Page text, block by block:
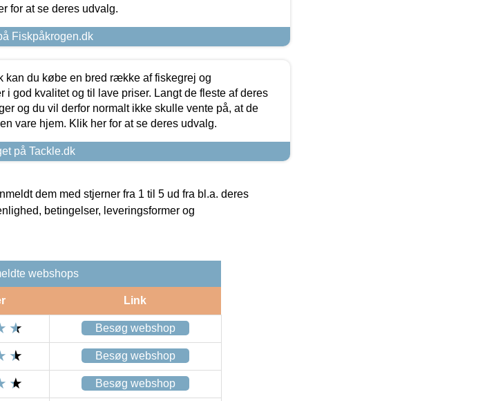
for at se deres udvalg.
Fiskpåkrogen.dk
kan du købe en bred række af fiskegrej og
i god kvalitet og til lave priser. Langt de fleste af deres
og du vil derfor normalt ikke skulle vente på, at de
vare hjem. Klik her for at se deres udvalg.
på Tackle.dk
dem med stjerner fra 1 til 5 ud fra bl.a. deres
betingelser, leveringsformer og
webshops
Link
Besøg webshop
Besøg webshop
Besøg webshop